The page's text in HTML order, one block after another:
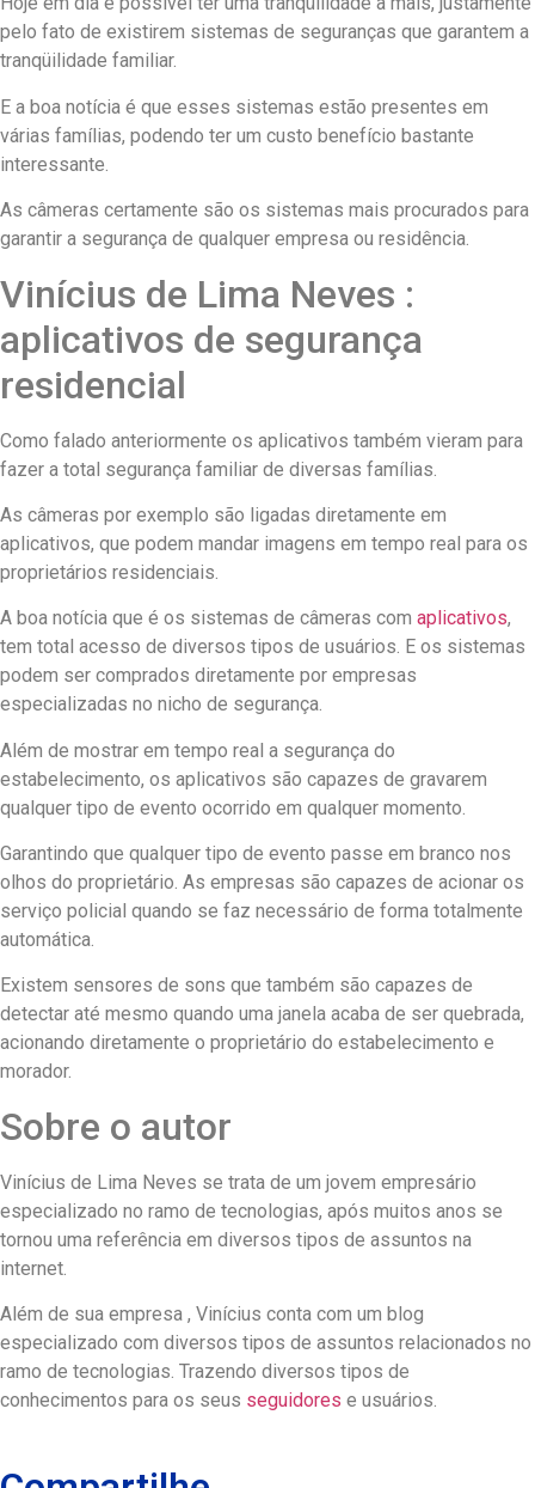
pelo fato de existirem sistemas de seguranças que garantem a
tranqüilidade familiar.
E a boa notícia é que esses sistemas estão presentes em
várias famílias, podendo ter um custo benefício bastante
interessante.
As câmeras certamente são os sistemas mais procurados para
garantir a segurança de qualquer empresa ou residência.
Vinícius de Lima Neves :
aplicativos de segurança
residencial
Como falado anteriormente os aplicativos também vieram para
fazer a total segurança familiar de diversas famílias.
As câmeras por exemplo são ligadas diretamente em
aplicativos, que podem mandar imagens em tempo real para os
proprietários residenciais.
A boa notícia que é os sistemas de câmeras com aplicativos,
tem total acesso de diversos tipos de usuários. E os sistemas
podem ser comprados diretamente por empresas
especializadas no nicho de segurança.
Além de mostrar em tempo real a segurança do
estabelecimento, os aplicativos são capazes de gravarem
qualquer tipo de evento ocorrido em qualquer momento.
Garantindo que qualquer tipo de evento passe em branco nos
olhos do proprietário. As empresas são capazes de acionar os
serviço policial quando se faz necessário de forma totalmente
automática.
Existem sensores de sons que também são capazes de
detectar até mesmo quando uma janela acaba de ser quebrada,
acionando diretamente o proprietário do estabelecimento e
morador.
Sobre o autor
Vinícius de Lima Neves se trata de um jovem empresário
especializado no ramo de tecnologias, após muitos anos se
tornou uma referência em diversos tipos de assuntos na
internet.
Além de sua empresa , Vinícius conta com um blog
especializado com diversos tipos de assuntos relacionados no
ramo de tecnologias. Trazendo diversos tipos de
conhecimentos para os seus seguidores e usuários.